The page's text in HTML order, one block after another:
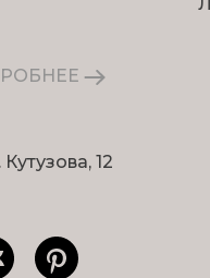
12